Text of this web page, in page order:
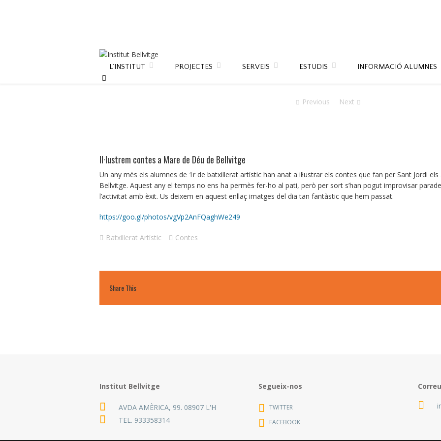
L’INSTITUT PROJECTES SERVEIS ESTUDIS INFORMACIÓ ALUMNES
Previous Next
Il·lustrem contes a Mare de Déu de Bellvitge
Un any més els alumnes de 1r de batxillerat artístic han anat a il·lustrar els contes que fan per Sant Jordi
Bellvitge. Aquest any el temps no ens ha permès fer-ho al pati, però per sort s’han pogut improvisar
l’activitat amb èxit. Us deixem en aquest enllaç imatges del dia tan fantàstic que hem passat.
https://goo.gl/photos/vgVp2AnFQaghWe249
Batxillerat Artístic Contes
Share This
Institut Bellvitge
AVDA AMÈRICA, 99. 08907 L'H
TEL. 933358314
Segueix-nos
TWITTER
FACEBOOK
Correu